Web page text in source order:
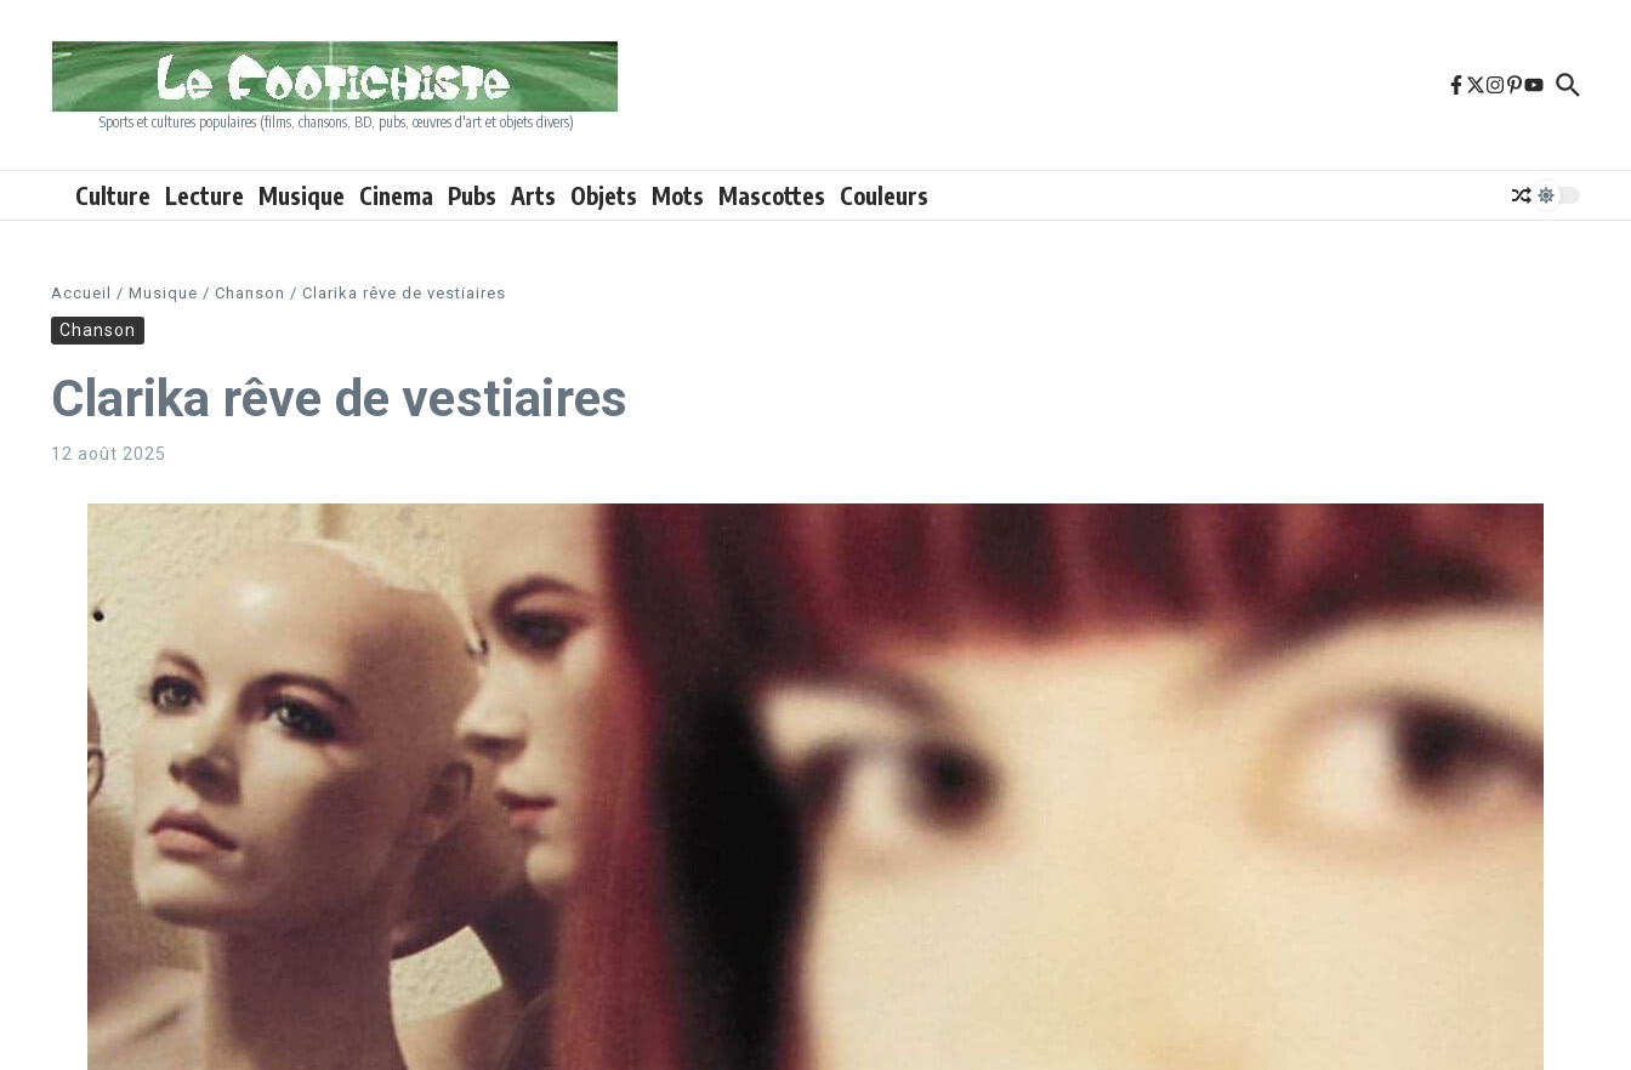
Sports et cultures populaires (films, chansons, BD, pubs, œuvres d'art et objets divers)
Culture Lecture Musique Cinema Pubs Arts Objets Mots Mascottes Couleurs
Accueil / Musique / Chanson / Clarika rêve de vestiaires
Chanson
Clarika rêve de vestiaires
12 août 2025